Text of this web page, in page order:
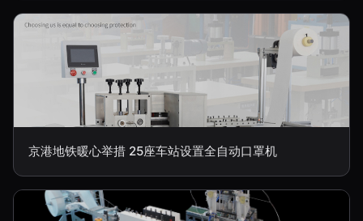
京港地铁暖心举措 25座车站设置全自动口罩机